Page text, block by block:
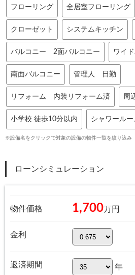
フローリング 全居室フローリング
クローゼット システムキッチン
バルコニー 2面バルコニー ワイ
南面バルコニー 管理人 日勤
リフォーム 内装リフォーム済 周
小学校 徒歩10分以内 シャワールー
※設備名をクリックで対象の設備の物件一覧を絞り込み
ローンシミュレーション
物件価格 1,700万円
金利
返済期間
年